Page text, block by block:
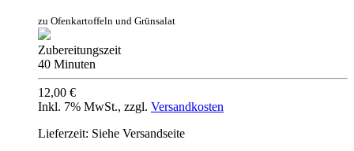
zu Ofenkartoffeln und Grünsalat
Zubereitungszeit
40 Minuten
12,00 €
Inkl. 7% MwSt., zzgl. Versandkosten
Lieferzeit: Siehe Versandseite